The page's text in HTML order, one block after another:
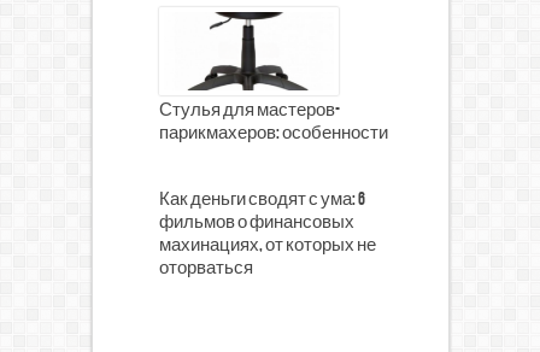
Стулья для мастеров-
парикмахеров: особенности
Как деньги сводят с ума: 6
фильмов о финансовых
махинациях, от которых не
оторваться